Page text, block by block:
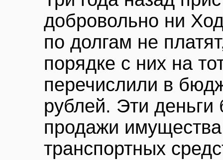
добровольно ни
по долгам не
порядке с них на
перечислили в
рублей. Эти
продажи
транспортных